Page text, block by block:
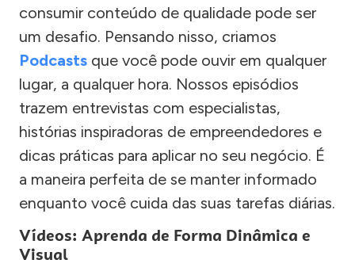
consumir conteúdo de qualidade pode ser
um desafio. Pensando nisso, criamos
Podcasts que você pode ouvir em qualquer
lugar, a qualquer hora. Nossos episódios
trazem entrevistas com especialistas,
histórias inspiradoras de empreendedores e
dicas práticas para aplicar no seu negócio. É
a maneira perfeita de se manter informado
enquanto você cuida das suas tarefas diárias.
Vídeos: Aprenda de Forma Dinâmica e
Visual